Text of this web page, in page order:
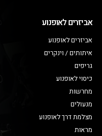
אביזרים לאופנוע
אביזרים לאופנוע
איתותים / וינקרים
גריפים
כיסוי לאופנוע
מחרשות
מנעולים
מצלמת דרך לאופנוע
מראות